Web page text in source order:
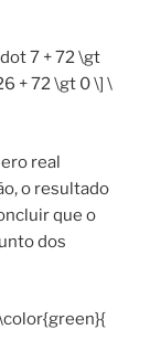
7 + 72 \gt
+ 72 \gt 0 \] \
real
o resultado
que o
dos